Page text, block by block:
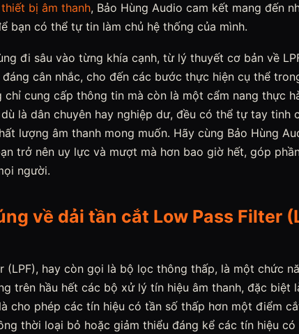
thiết bị âm thanh, Bảo Hùng Audio cam kết mang đến
bạn có thể tự tin làm chủ hệ thống của mình.
đi sâu vào từng khía cạnh, từ lý thuyết cơ bản về
cân nhắc, cho đến các bước thực hiện cụ thể
chỉ cung cấp thông tin mà còn là một cẩm nang thực
là dân chuyên hay nghiệp dư, đều có thể tự tay tinh
lượng âm thanh mong muốn. Hãy cùng Bảo Hùng
trở nên uy lực và mượt mà hơn bao giờ hết, góp
người.
về dải tần cắt Low Pass Filter
(LPF), hay còn gọi là bộ lọc thông thấp, là một chức
trên hầu hết các bộ xử lý tín hiệu âm thanh, đặc biệt
cho phép các tín hiệu có tần số thấp hơn một điểm
thời loại bỏ hoặc giảm thiểu đáng kể các tín hiệu